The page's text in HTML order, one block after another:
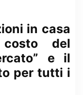
in casa
del
e il
per tutti i